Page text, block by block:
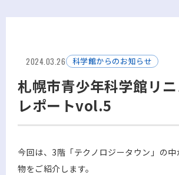
2024.03.26 科学館からのお知らせ
札幌市青少年科学館リ
レポートvol.5
今回は、3階「テクノロジータウン」の
物をご紹介します。